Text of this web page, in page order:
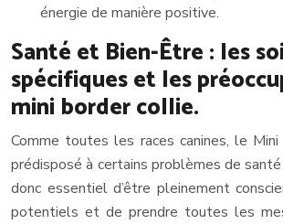
énergie de manière positive.
Santé et Bien-Être : les
spécifiques et les
mini border collie.
Comme toutes les races canines, le
prédisposé à certains problèmes de
donc essentiel d’être pleinement
potentiels et de prendre toutes les